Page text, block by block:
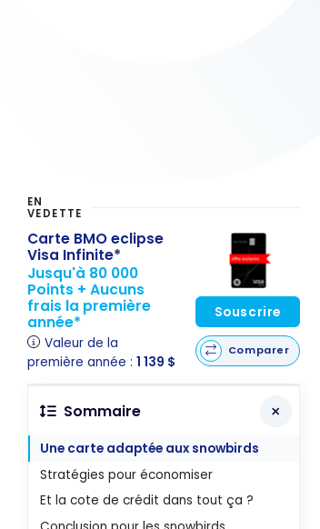
EN
VEDETTE
Carte BMO eclipse
Visa Infinite*
Jusqu'à 80 000
Points + Aucuns
frais la première
année*
Valeur de la
première année : 1 139 $
Souscrire
Comparer
Sommaire
Une carte adaptée aux snowbirds
Stratégies pour économiser
Et la cote de crédit dans tout ça ?